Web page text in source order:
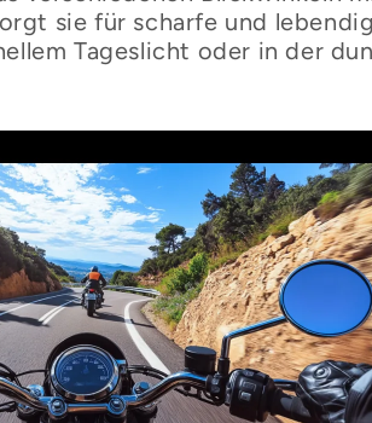
sie für scharfe und
Tageslicht oder in der